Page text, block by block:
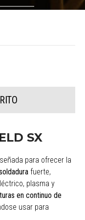
SX
para ofrecer la
fuerte,
plasma y
en continuo de
usar para